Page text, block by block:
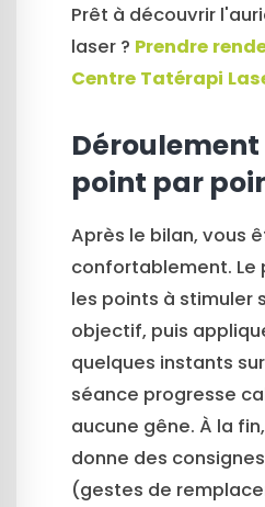
Prêt à découvrir
laser ? Prendre
Centre Tatérapi
point par
Après le bilan, vous
confortablement. Le
les points à stimuler
objectif, puis
quelques instants
séance progresse
aucune gêne. À la
donne des
(gestes de